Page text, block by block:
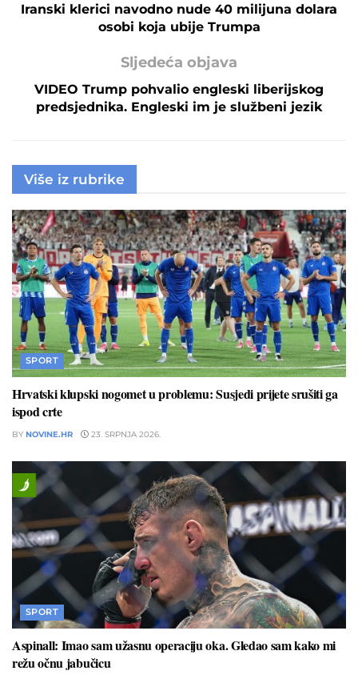
Iranski klerici navodno nude 40 milijuna dolara
osobi koja ubije Trumpa
Sljedeća objava
VIDEO Trump pohvalio engleski liberijskog
predsjednika. Engleski im je službeni jezik
Više iz rubrike
SPORT
Hrvatski klupski nogomet u problemu: Susjedi prijete srušiti ga
ispod crte
BY NOVINE.HR 23. SRPNJA 2026.
SPORT
Aspinall: Imao sam užasnu operaciju oka. Gledao sam kako mi
režu očnu jabučicu